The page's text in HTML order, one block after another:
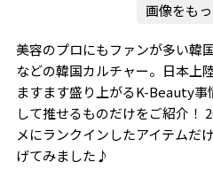
画像をも
美容のプロにもファンが多い韓
などの韓国カルチャー。日本上
ますます盛り上がるK-Beauty
して推せるものだけをご紹介！
メにランクインしたアイテムだ
げてみました♪